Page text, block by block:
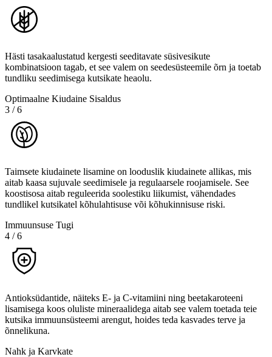
Hästi tasakaalustatud kergesti seeditavate süsivesikute
kombinatsioon tagab, et see valem on seedesüsteemile õrn ja toetab
tundliku seedimisega kutsikate heaolu.
Optimaalne Kiudaine Sisaldus
3 /6
Taimsete kiudainete lisamine on looduslik kiudainete allikas, mis
aitab kaasa sujuvale seedimisele ja regulaarsele roojamisele. See
koostisosa aitab reguleerida soolestiku liikumist, vähendades
tundlikel kutsikatel kõhulahtisuse või kõhukinnisuse riski.
Immuunsuse Tugi
4 /6
Antioksüdantide, näiteks E- ja C-vitamiini ning beetakaroteeni
lisamisega koos oluliste mineraalidega aitab see valem toetada teie
kutsika immuunsüsteemi arengut, hoides teda kasvades terve ja
õnnelikuna.
Nahk ja Karvkate